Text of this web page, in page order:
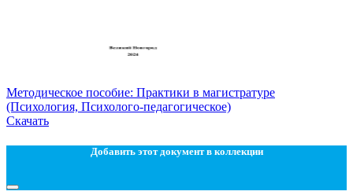
Методическое пособие: Практики в магистратуре
(Психология, Психолого-педагогическое)
Скачать
Добавить этот документ в коллекции